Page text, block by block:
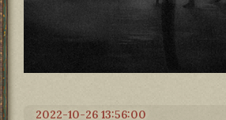
2022-10-26 13:56:00